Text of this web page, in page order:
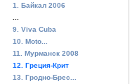
1. Байкал 2006
9. Viva Cuba
10. Moto...
11. Мурманск 2008
12. Греция-Крит
13. Гродно-Брес...